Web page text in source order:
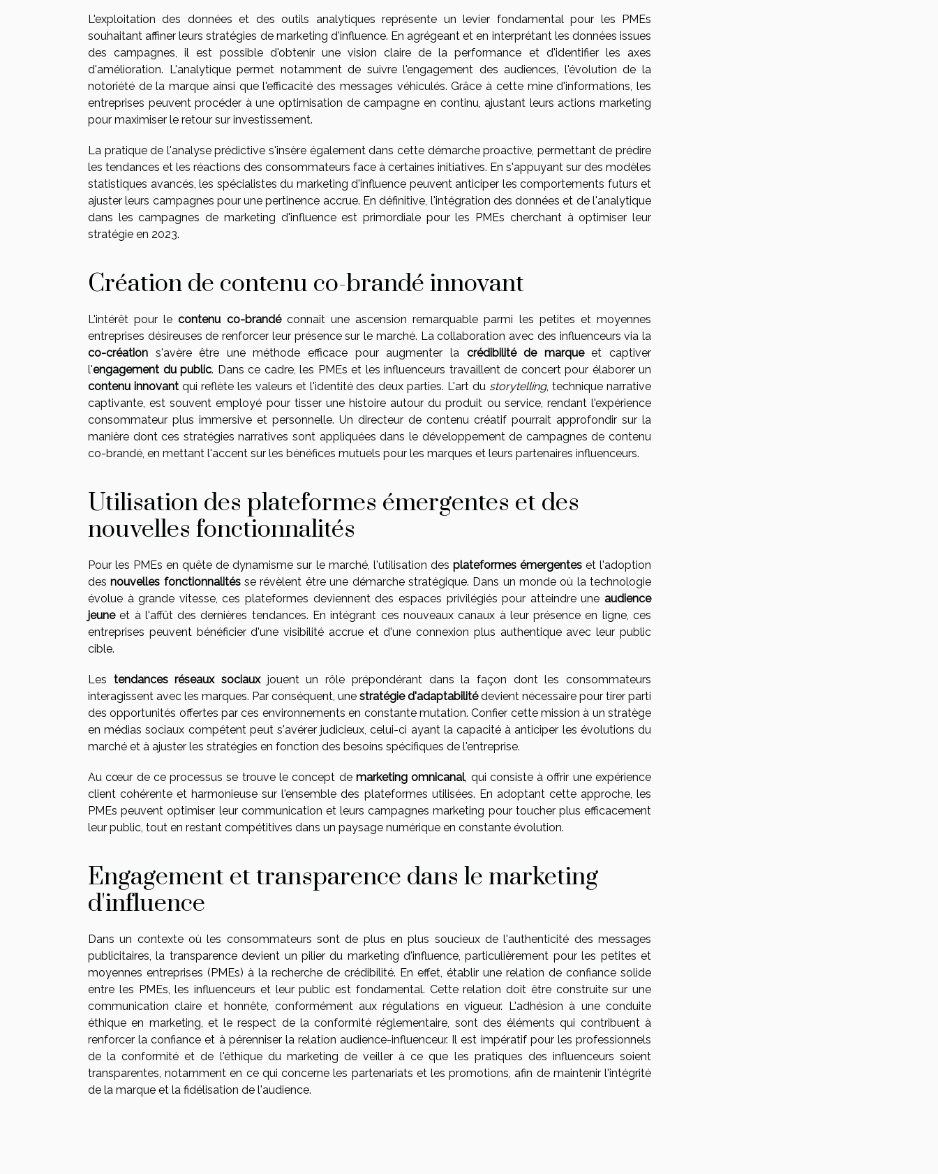
L'exploitation des données et des outils analytiques représente un levier fondamental pour les PMEs
souhaitant affiner leurs stratégies de marketing d'influence. En agrégeant et en interprétant les données issues
des campagnes, il est possible d'obtenir une vision claire de la performance et d'identifier les axes
d'amélioration. L'analytique permet notamment de suivre l'engagement des audiences, l'évolution de la
notoriété de la marque ainsi que l'efficacité des messages véhiculés. Grâce à cette mine d'informations, les
entreprises peuvent procéder à une optimisation de campagne en continu, ajustant leurs actions marketing
pour maximiser le retour sur investissement.
La pratique de l'analyse prédictive s'insère également dans cette démarche proactive, permettant de prédire
les tendances et les réactions des consommateurs face à certaines initiatives. En s'appuyant sur des modèles
statistiques avancés, les spécialistes du marketing d'influence peuvent anticiper les comportements futurs et
ajuster leurs campagnes pour une pertinence accrue. En définitive, l'intégration des données et de l'analytique
dans les campagnes de marketing d'influence est primordiale pour les PMEs cherchant à optimiser leur
stratégie en 2023.
Création de contenu co-brandé innovant
L'intérêt pour lecontenu co-brandéconnaît une ascension remarquable parmi les petites et moyennes
entreprises désireuses de renforcer leur présence sur le marché. La collaboration avec des influenceurs via la
co-création s'avère être une méthode efficace pour augmenter la crédibilité de marqueet captiver
l'engagement du public. Dans ce cadre, les PMEs et les influenceurs travaillent de concert pour élaborer un
contenu innovantqui reflète les valeurs et l'identité des deux parties. L'art du storytelling, technique narrative
captivante, est souvent employé pour tisser une histoire autour du produit ou service, rendant l'expérience
consommateur plus immersive et personnelle. Un directeur de contenu créatif pourrait approfondir sur la
manière dont ces stratégies narratives sont appliquées dans le développement de campagnes de contenu
co-brandé, en mettant l'accent sur les bénéfices mutuels pour les marques et leurs partenaires influenceurs.
Utilisation des plateformes émergentes et des
nouvelles fonctionnalités
Pour les PMEs en quête de dynamisme sur le marché, l'utilisation des plateformes émergenteset l'adoption
desnouvelles fonctionnalitésse révèlent être une démarche stratégique. Dans un monde où la technologie
évolue à grande vitesse, ces plateformes deviennent des espaces privilégiés pour atteindre une audience
jeuneet à l'affût des dernières tendances. En intégrant ces nouveaux canaux à leur présence en ligne, ces
entreprises peuvent bénéficier d'une visibilité accrue et d'une connexion plus authentique avec leur public
cible.
Les tendances réseaux sociauxjouent un rôle prépondérant dans la façon dont les consommateurs
interagissent avec les marques. Par conséquent, une stratégie d'adaptabilitédevient nécessaire pour tirer parti
des opportunités offertes par ces environnements en constante mutation. Confier cette mission à un stratège
en médias sociaux compétent peut s'avérer judicieux, celui-ci ayant la capacité à anticiper les évolutions du
marché et à ajuster les stratégies en fonction des besoins spécifiques de l'entreprise.
Au cœur de ce processus se trouve le concept de marketing omnicanal, qui consiste à offrir une expérience
client cohérente et harmonieuse sur l'ensemble des plateformes utilisées. En adoptant cette approche, les
PMEs peuvent optimiser leur communication et leurs campagnes marketing pour toucher plus efficacement
leur public, tout en restant compétitives dans un paysage numérique en constante évolution.
Engagement et transparence dans le marketing
d'influence
Dans un contexte où les consommateurs sont de plus en plus soucieux de l'authenticité des messages
publicitaires, la transparence devient un pilier du marketing d'influence, particulièrement pour les petites et
moyennes entreprises (PMEs) à la recherche de crédibilité. En effet, établir une relation de confiance solide
entre les PMEs, les influenceurs et leur public est fondamental. Cette relation doit être construite sur une
communication claire et honnête, conformément aux régulations en vigueur. L'adhésion à une conduite
éthique en marketing, et le respect de la conformité réglementaire, sont des éléments qui contribuent à
renforcer la confiance et à pérenniser la relation audience-influenceur. Il est impératif pour les professionnels
de la conformité et de l'éthique du marketing de veiller à ce que les pratiques des influenceurs soient
transparentes, notamment en ce qui concerne les partenariats et les promotions, afin de maintenir l'intégrité
de la marque et la fidélisation de l'audience.